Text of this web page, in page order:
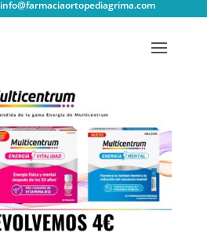
info@farmaciaortopediagrima.com